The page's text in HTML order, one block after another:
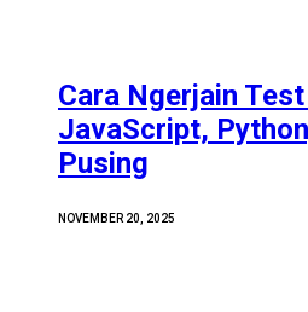
Cara Ngerjain
JavaScript,
Pusing
NOVEMBER 20, 2025